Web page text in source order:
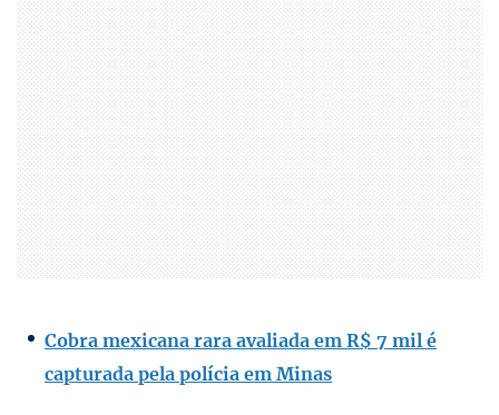
Cobra mexicana rara avaliada em R$ 7 mil é
capturada pela polícia em Minas